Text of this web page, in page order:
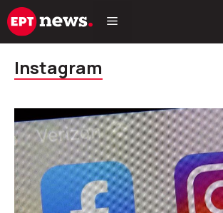
Μετάβαση
σε
Instagram